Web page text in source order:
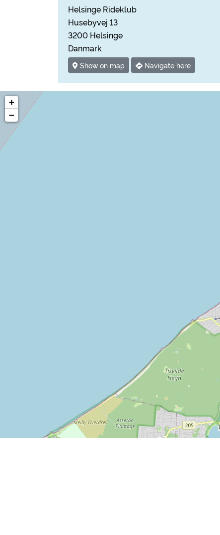
Helsinge Rideklub
Husebyvej 13
3200 Helsinge
Danmark
Show on map Navigate here
+
−